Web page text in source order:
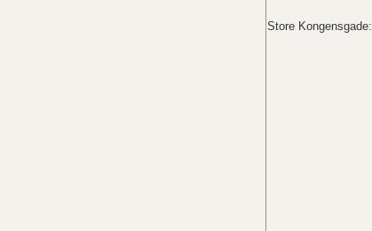
Store Kongensgade: